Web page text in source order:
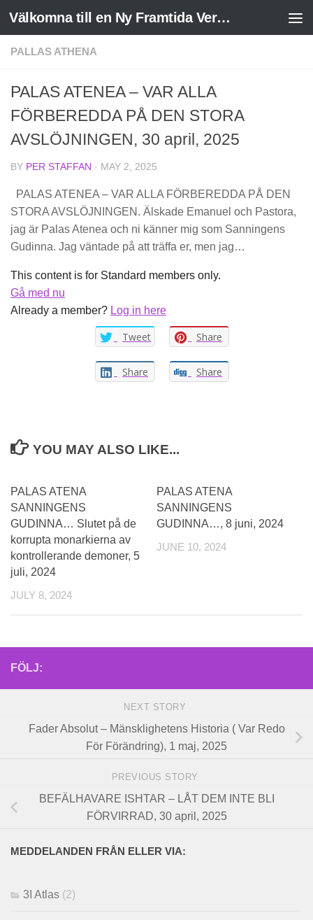
Skip to content Välkomna till en Ny Framtida Verklighet
PALLAS ATHENA
PALAS ATENEA – VAR ALLA
FÖRBEREDDA PÅ DEN STORA
AVSLÖJNINGEN, 30 april, 2025
BY PER STAFFAN · MAY 2, 2025
PALAS ATENEA – VAR ALLA FÖRBEREDDA PÅ DEN
STORA AVSLÖJNINGEN. Älskade Emanuel och Pastora,
jag är Palas Atenea och ni känner mig som Sanningens
Gudinna. Jag väntade på att träffa er, men jag…
This content is for Standard members only.
Gå med nu
Already a member? Log in here
Tweet Share
Share Share
YOU MAY ALSO LIKE...
PALAS ATENA
SANNINGENS
GUDINNA… Slutet på de
korrupta monarkierna av
kontrollerande demoner, 5
juli, 2024
JULY 8, 2024
PALAS ATENA
SANNINGENS
GUDINNA…, 8 juni, 2024
JUNE 10, 2024
FÖLJ:
NEXT STORY
Fader Absolut – Mänsklighetens Historia ( Var Redo
För Förändring), 1 maj, 2025
PREVIOUS STORY
BEFÄLHAVARE ISHTAR – LÅT DEM INTE BLI
FÖRVIRRAD, 30 april, 2025
MEDDELANDEN FRÅN ELLER VIA:
3I Atlas (2)